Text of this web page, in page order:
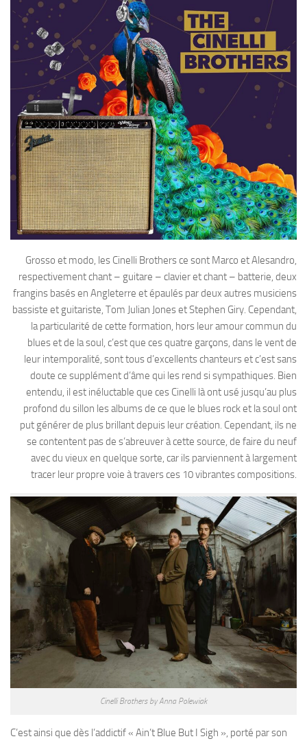
Grosso et modo, les Cinelli Brothers ce sont Marco et Alesandro,
respectivement chant – guitare – clavier et chant – batterie, deux
frangins basés en Angleterre et épaulés par deux autres musiciens
bassiste et guitariste, Tom Julian Jones et Stephen Giry. Cependant,
la particularité de cette formation, hors leur amour commun du
blues et de la soul, c’est que ces quatre garçons, dans le vent de
leur intemporalité, sont tous d’excellents chanteurs et c’est sans
doute ce supplément d’âme qui les rend si sympathiques. Bien
entendu, il est inéluctable que ces Cinelli là ont usé jusqu’au plus
profond du sillon les albums de ce que le blues rock et la soul ont
put générer de plus brillant depuis leur création. Cependant, ils ne
se contentent pas de s’abreuver à cette source, de faire du neuf
avec du vieux en quelque sorte, car ils parviennent à largement
tracer leur propre voie à travers ces 10 vibrantes compositions.
Cinelli Brothers by Anna Polewiak
C’est ainsi que dès l’addictif « Ain’t Blue But I Sigh », porté par son